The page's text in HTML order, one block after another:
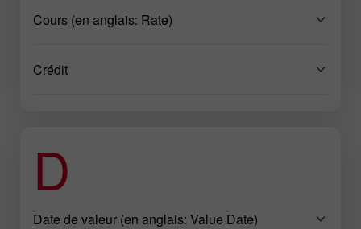
Cours (en anglais: Rate)
Crédit
D
Date de valeur (en anglais: Value Date)